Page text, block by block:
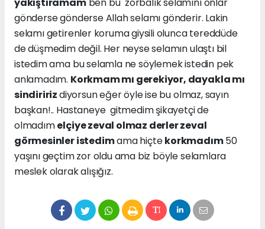
yakıştıramamben bu zorbalık selamını onlar
gönderse gönderse Allah selamı gönderir. Lakin
selamı getirenler koruma giysili olunca tereddüde
de düşmedim değil. Her neyse selamın ulaştı bil
istedim ama bu selamla ne söylemek istedin pek
anlamadım. Korkmam mı gerekiyor, dayakla mı
sindiririzdiyorsun eğer öyle ise bu olmaz, sayın
başkan!.. Hastaneye gitmedim şikayetçi de
olmadımelçiye zeval olmaz derler zeval
görmesinler istedimama hiçtekorkmadım50
yaşını geçtim zor oldu ama biz böyle selamlara
meslek olarak alışığız.